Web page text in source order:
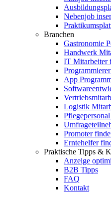
Nebenjob
Branchen
Gastronomie
Handwerk
IT Mitarbeiter
App
Logistik
Promoter
Erntehelfer
Praktische Tipps &
Anzeige
B2B Tipps
FAQ
Kontakt